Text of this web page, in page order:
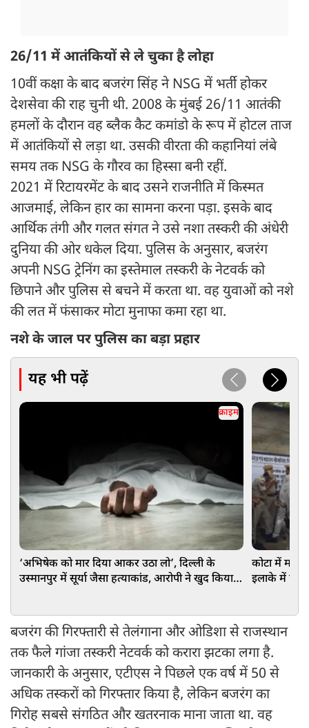
26/11 में आतंकियों से ले चुका है लोहा
10वीं कक्षा के बाद बजरंग सिंह ने NSG में भर्ती होकर
देशसेवा की राह चुनी थी. 2008 के मुंबई 26/11 आतंकी
हमलों के दौरान वह ब्लैक कैट कमांडो के रूप में होटल ताज
में आतंकियों से लड़ा था. उसकी वीरता की कहानियां लंबे
समय तक NSG के गौरव का हिस्सा बनी रहीं.
2021 में रिटायरमेंट के बाद उसने राजनीति में किस्मत
आजमाई, लेकिन हार का सामना करना पड़ा. इसके बाद
आर्थिक तंगी और गलत संगत ने उसे नशा तस्करी की अंधेरी
दुनिया की ओर धकेल दिया. पुलिस के अनुसार, बजरंग
अपनी NSG ट्रेनिंग का इस्तेमाल तस्करी के नेटवर्क को
छिपाने और पुलिस से बचने में करता था. वह युवाओं को नशे
की लत में फंसाकर मोटा मुनाफा कमा रहा था.
नशे के जाल पर पुलिस का बड़ा प्रहार
यह भी पढ़ें
क्राइम
‘अभिषेक को मार दिया आकर उठा लो’, दिल्ली के
उस्मानपुर में सूर्या जैसा हत्याकांड, आरोपी ने खुद किया
कोटा में मठ
इलाके में
बजरंग की गिरफ्तारी से तेलंगाना और ओडिशा से राजस्थान
तक फैले गांजा तस्करी नेटवर्क को करारा झटका लगा है.
जानकारी के अनुसार, एटीएस ने पिछले एक वर्ष में 50 से
अधिक तस्करों को गिरफ्तार किया है, लेकिन बजरंग का
गिरोह सबसे संगठित और खतरनाक माना जाता था. वह